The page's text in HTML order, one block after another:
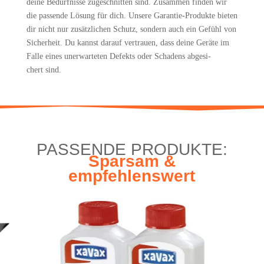
dei­ne Bedürf­nis­se zuge­schnit­ten sind. Zusam­men fin­den wir
die pas­sen­de Lösung für dich. Unse­re Garan­tie-Pro­duk­te bie­ten
dir nicht nur zusätz­li­chen Schutz, son­dern auch ein Gefühl von
Sicher­heit. Du kannst dar­auf ver­trau­en, dass dei­ne Gerä­te im
Fal­le eines uner­war­te­ten Defekts oder Scha­dens abge­si­
chert sind.
PAS­SEN­DE PRODUKTE:
Spar­sam &
empfehlenswert